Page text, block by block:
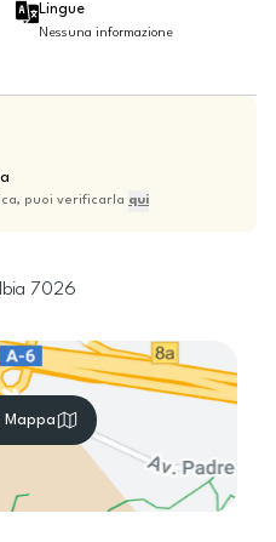
Lingue
Nessuna informazione
puoi verificarla qui
7026
Mappa